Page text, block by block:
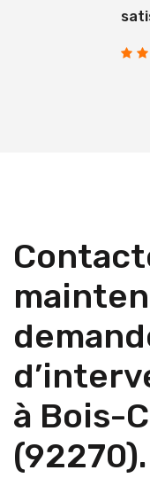
à Bois-
(92270).